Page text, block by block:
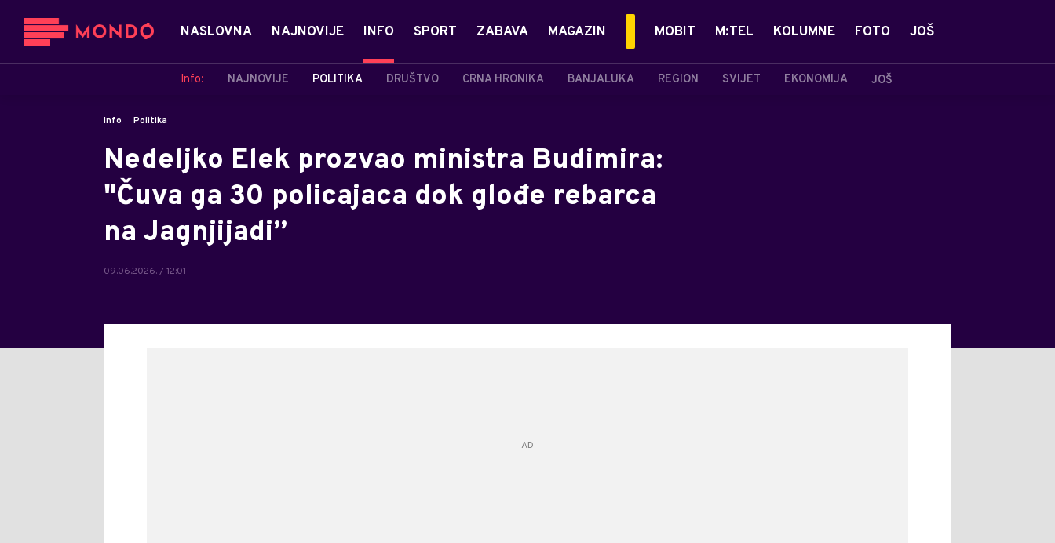
NASLOVNA NAJNOVIJE INFO
Info: NAJNOVIJE POLITIKA DRUŠTVO CRNA HRONIKA BANJALUKA REGION SVIJET EKONOMIJA JOŠ
SPORT ZABAVA MAGAZIN MOBIT M:TEL KOLUMNE FOTO JOŠ
Info Politika
Nedeljko Elek prozvao ministra Budimira:
"Čuva ga 30 policajaca dok glođe rebarca
na Jagnjijadi”
09.06.2026. / 12:01